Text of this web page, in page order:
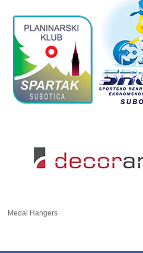
Medal Hangers